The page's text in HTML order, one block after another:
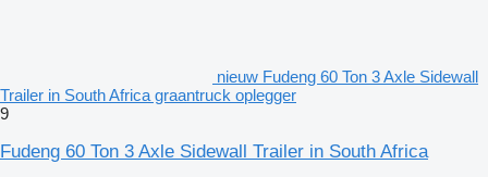
nieuw Fudeng 60 Ton 3 Axle Sidewall
Trailer in South Africa graantruck oplegger
9
Fudeng 60 Ton 3 Axle Sidewall Trailer in South Africa